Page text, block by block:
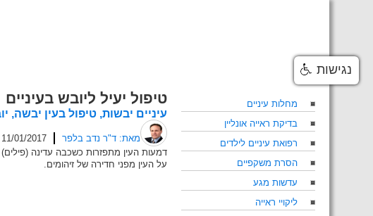
מחלות עיניים
בדיקת ראייה אונליין
רפואת עיניים לילדים
הסרת משקפיים
עדשות מגע
ליקויי ראייה
טיפול יעיל ליובש בעיניים
עיניים יבשות, טיפול בעין יבשה,
מאת: ד"ר נדב בלפר
11/01/2017
דמעות העין מתפזרות כשכבה עדינה
על העין מפני חדירה של זיהומים.
נגישות